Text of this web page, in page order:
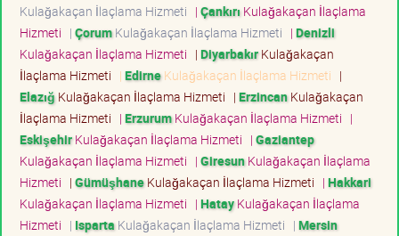
Kulağakaçan İlaçlama Hizmeti | Çankırı Kulağakaçan İlaçlama
Hizmeti | ÇorumKulağakaçan İlaçlama Hizmeti | Denizli
Kulağakaçan İlaçlama Hizmeti | DiyarbakırKulağakaçan
İlaçlama Hizmeti | EdirneKulağakaçan İlaçlama Hizmeti |
Elazığ Kulağakaçan İlaçlama Hizmeti | ErzincanKulağakaçan
İlaçlama Hizmeti | ErzurumKulağakaçan İlaçlama Hizmeti |
EskişehirKulağakaçan İlaçlama Hizmeti | Gaziantep
Kulağakaçan İlaçlama Hizmeti | GiresunKulağakaçan İlaçlama
Hizmeti | GümüşhaneKulağakaçan İlaçlama Hizmeti | Hakkari
Kulağakaçan İlaçlama Hizmeti | HatayKulağakaçan İlaçlama
Hizmeti | Isparta Kulağakaçan İlaçlama Hizmeti | Mersin